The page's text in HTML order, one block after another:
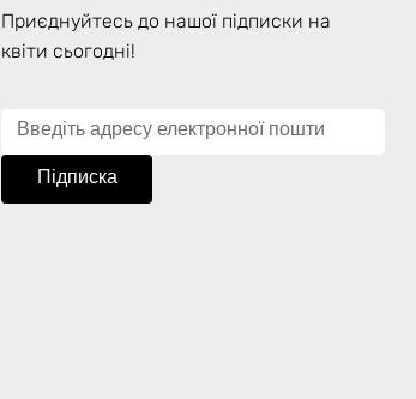
Приєднуйтесь до нашої підписки на
квіти сьогодні!
Підписка